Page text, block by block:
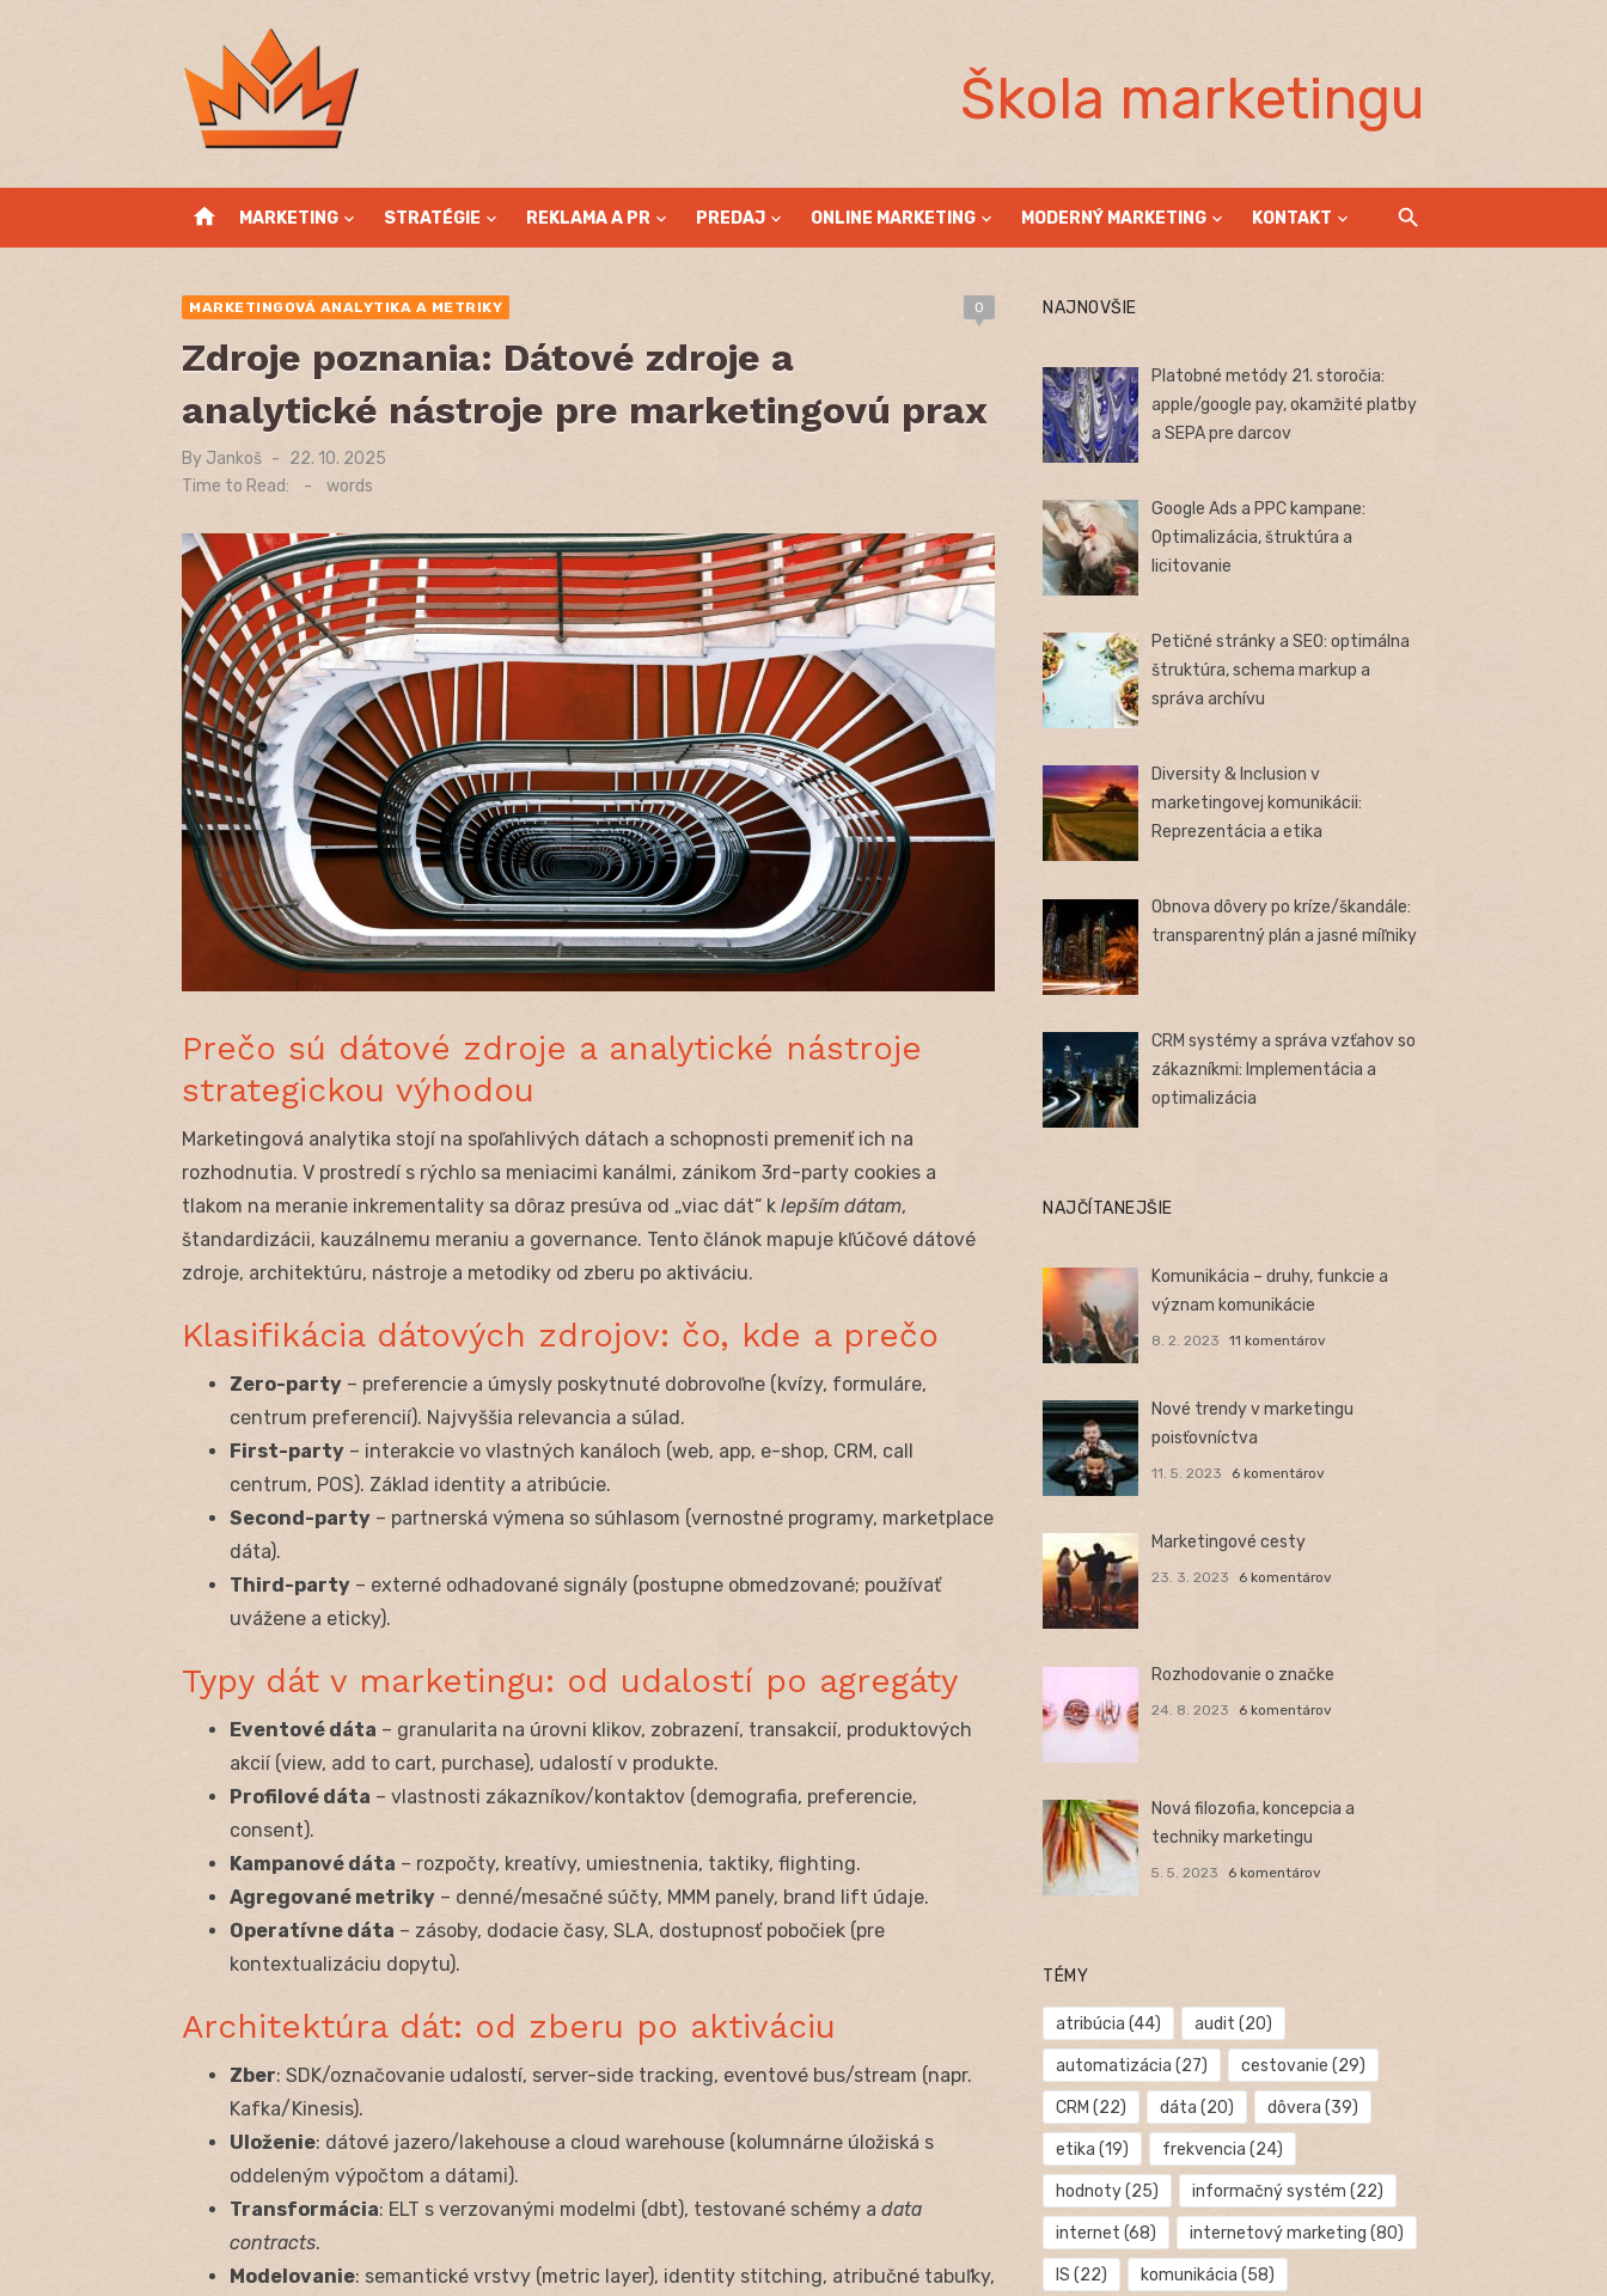
Škola marketingu
home MARKETING STRATÉGIE REKLAMA A PR PREDAJ ONLINE MARKETING MODERNÝ MARKETING KONTAKT
MARKETINGOVÁ ANALYTIKA A METRIKY 0
Zdroje poznania: Dátové zdroje a
analytické nástroje pre marketingovú prax
By Jankoš
Posted
22. 10. 2025
Time to Read:
- words
Prečo sú dátové zdroje a analytické nástroje
strategickou výhodou
Marketingová analytika stojí na spoľahlivých dátach a schopnosti premeniť ich na
rozhodnutia. V prostredí s rýchlo sa meniacimi kanálmi, zánikom 3rd-party cookies a
tlakom na meranie inkrementality sa dôraz presúva od „viac dát“ k lepším dátam,
štandardizácii, kauzálnemu meraniu a governance. Tento článok mapuje kľúčové dátové
zdroje, architektúru, nástroje a metodiky od zberu po aktiváciu.
Klasifikácia dátových zdrojov: čo, kde a prečo
Zero-party – preferencie a úmysly poskytnuté dobrovoľne (kvízy, formuláre,
centrum preferencií). Najvyššia relevancia a súlad.
First-party – interakcie vo vlastných kanáloch (web, app, e-shop, CRM, call
centrum, POS). Základ identity a atribúcie.
Second-party – partnerská výmena so súhlasom (vernostné programy, marketplace
dáta).
Third-party – externé odhadované signály (postupne obmedzované; používať
uvážene a eticky).
Typy dát v marketingu: od udalostí po agregáty
Eventové dáta – granularita na úrovni klikov, zobrazení, transakcií, produktových
akcií (view, add to cart, purchase), udalostí v produkte.
Profilové dáta – vlastnosti zákazníkov/kontaktov (demografia, preferencie,
consent).
Kampanové dáta – rozpočty, kreatívy, umiestnenia, taktiky, flighting.
Agregované metriky – denné/mesačné súčty, MMM panely, brand lift údaje.
Operatívne dáta – zásoby, dodacie časy, SLA, dostupnosť pobočiek (pre
kontextualizáciu dopytu).
Architektúra dát: od zberu po aktiváciu
Zber: SDK/označovanie udalostí, server-side tracking, eventové bus/stream (napr.
Kafka/Kinesis).
Uloženie: dátové jazero/lakehouse a cloud warehouse (kolumnárne úložiská s
oddeleným výpočtom a dátami).
Transformácia: ELT s verzovanými modelmi (dbt), testované schémy a data
contracts.
Modelovanie: semantické vrstvy (metric layer), identity stitching, atribučné tabuľky,
NAJNOVŠIE
Platobné metódy 21. storočia:
apple/google pay, okamžité platby
a SEPA pre darcov
Google Ads a PPC kampane:
Optimalizácia, štruktúra a
licitovanie
Petičné stránky a SEO: optimálna
štruktúra, schema markup a
správa archívu
Diversity & Inclusion v
marketingovej komunikácii:
Reprezentácia a etika
Obnova dôvery po kríze/škandále:
transparentný plán a jasné míľniky
CRM systémy a správa vzťahov so
zákazníkmi: Implementácia a
optimalizácia
NAJČÍTANEJŠIE
Komunikácia – druhy, funkcie a
význam komunikácie
8. 2. 2023 11 komentárov
Nové trendy v marketingu
poisťovníctva
11. 5. 2023 6 komentárov
Marketingové cesty
23. 3. 2023 6 komentárov
Rozhodovanie o značke
24. 8. 2023 6 komentárov
Nová filozofia, koncepcia a
techniky marketingu
5. 5. 2023 6 komentárov
TÉMY
atribúcia (44) audit (20)
automatizácia (27) cestovanie (29)
CRM (22) dáta (20) dôvera (39)
etika (19) frekvencia (24)
hodnoty(25) informačný systém (22)
internet (68) internetový marketing (80)
IS (22) komunikácia (58)